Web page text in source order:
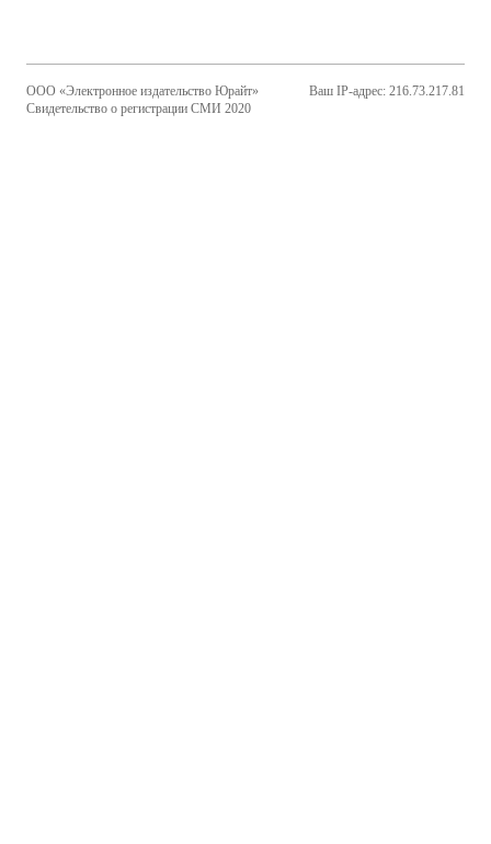
ООО «Электронное издательство Юрайт»
Свидетельство о регистрации СМИ 2020
Ваш IP-адрес: 216.73.217.81